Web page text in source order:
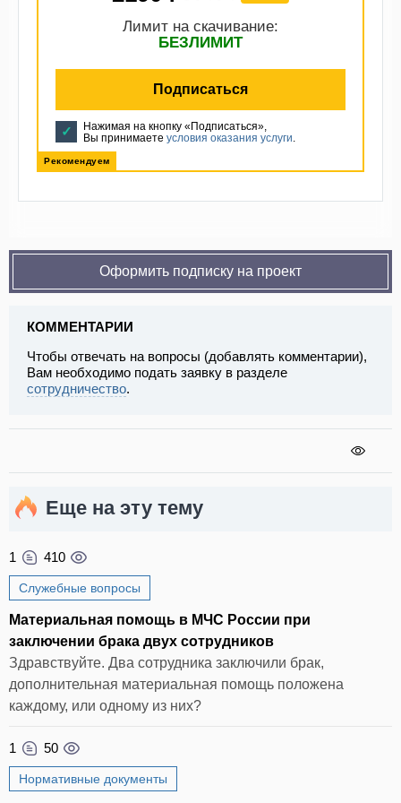
Лимит на скачивание:
БЕЗЛИМИТ
Подписаться
Нажимая на кнопку «Подписаться»,
Вы принимаете условия оказания услуги.
Рекомендуем
Оформить подписку на проект
КОММЕНТАРИИ
Чтобы отвечать на вопросы (добавлять комментарии),
Вам необходимо подать заявку в разделе
сотрудничество.
Еще на эту тему
1 410
Служебные вопросы
Материальная помощь в МЧС России при
заключении брака двух сотрудников
Здравствуйте. Два сотрудника заключили брак,
дополнительная материальная помощь положена
каждому, или одному из них?
1 50
Нормативные документы